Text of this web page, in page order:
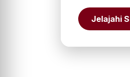
Jelajahi